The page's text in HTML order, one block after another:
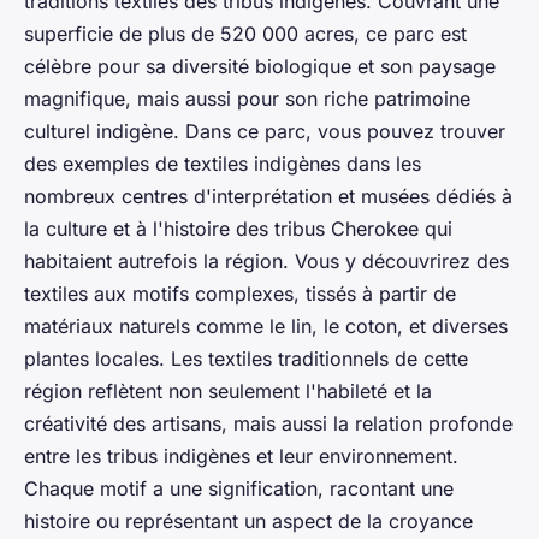
superficie de plus de 520 000 acres, ce parc est
célèbre pour sa diversité biologique et son paysage
magnifique, mais aussi pour son riche patrimoine
culturel indigène. Dans ce parc, vous pouvez trouver
des exemples de textiles indigènes dans les
nombreux centres d'interprétation et musées dédiés à
la culture et à l'histoire des tribus Cherokee qui
habitaient autrefois la région. Vous y découvrirez des
textiles aux motifs complexes, tissés à partir de
matériaux naturels comme le lin, le coton, et diverses
plantes locales. Les textiles traditionnels de cette
région reflètent non seulement l'habileté et la
créativité des artisans, mais aussi la relation profonde
entre les tribus indigènes et leur environnement.
Chaque motif a une signification, racontant une
histoire ou représentant un aspect de la croyance